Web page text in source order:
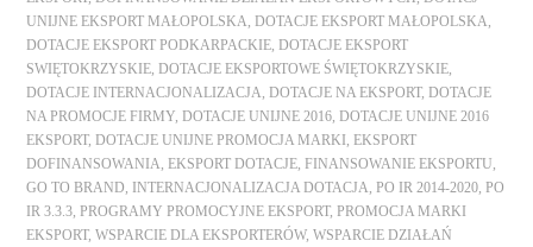
UNIJNE EKSPORT MAŁOPOLSKA
DOTACJE EKSPORT MAŁOPOLSKA
DOTACJE EKSPORT PODKARPACKIE
DOTACJE EKSPORT
SWIĘTOKRZYSKIE
DOTACJE EKSPORTOWE ŚWIĘTOKRZYSKIE
DOTACJE INTERNACJONALIZACJA
DOTACJE NA EKSPORT,
DOTACJE
NA PROMOCJE FIRMY
DOTACJE UNIJNE 2016
DOTACJE UNIJNE 2016
EKSPORT, DOTACJE UNIJNE PROMOCJA MARKI
EKSPORT
DOFINANSOWANIA
EKSPORT DOTACJE FINANSOWANIE EKSPORTU
GO TO BRAND
INTERNACJONALIZACJA DOTACJA PO IR 2014-2020
PO
IR 3.3.3
PROGRAMY PROMOCYJNE EKSPORT, PROMOCJA MARKI
EKSPORT, WSPARCIE DLA EKSPORTERÓW, WSPARCIE DZIAŁAŃ